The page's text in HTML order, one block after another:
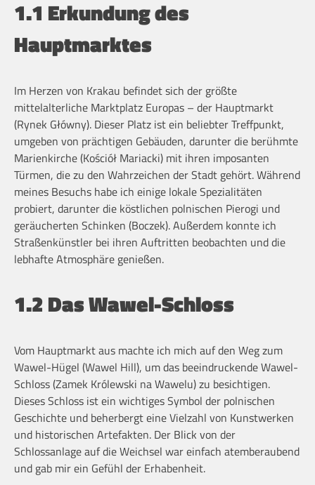
1.1 Erkundung des
Hauptmarktes
Im Herzen von Krakau befindet sich der größte
mittelalterliche Marktplatz Europas – der Hauptmarkt
(Rynek Główny). Dieser Platz ist ein beliebter Treffpunkt,
umgeben von prächtigen Gebäuden, darunter die berühmte
Marienkirche (Kościół Mariacki) mit ihren imposanten
Türmen, die zu den Wahrzeichen der Stadt gehört. Während
meines Besuchs habe ich einige lokale Spezialitäten
probiert, darunter die köstlichen polnischen Pierogi und
geräucherten Schinken (Boczek). Außerdem konnte ich
Straßenkünstler bei ihren Auftritten beobachten und die
lebhafte Atmosphäre genießen.
1.2 Das Wawel-Schloss
Vom Hauptmarkt aus machte ich mich auf den Weg zum
Wawel-Hügel (Wawel Hill), um das beeindruckende Wawel-
Schloss (Zamek Królewski na Wawelu) zu besichtigen.
Dieses Schloss ist ein wichtiges Symbol der polnischen
Geschichte und beherbergt eine Vielzahl von Kunstwerken
und historischen Artefakten. Der Blick von der
Schlossanlage auf die Weichsel war einfach atemberaubend
und gab mir ein Gefühl der Erhabenheit.